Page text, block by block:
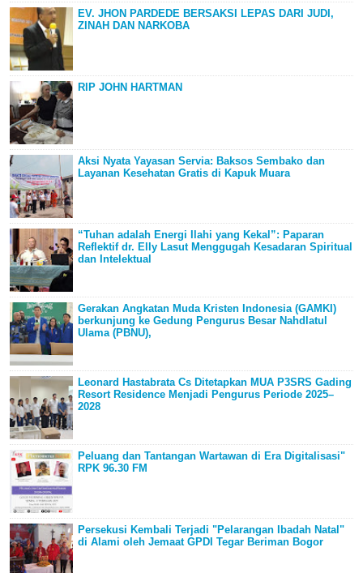
EV. JHON PARDEDE BERSAKSI LEPAS DARI JUDI,
ZINAH DAN NARKOBA
RIP JOHN HARTMAN
Aksi Nyata Yayasan Servia: Baksos Sembako dan
Layanan Kesehatan Gratis di Kapuk Muara
“Tuhan adalah Energi Ilahi yang Kekal”: Paparan
Reflektif dr. Elly Lasut Menggugah Kesadaran Spiritual
dan Intelektual
Gerakan Angkatan Muda Kristen Indonesia (GAMKI)
berkunjung ke Gedung Pengurus Besar Nahdlatul
Ulama (PBNU),
Leonard Hastabrata Cs Ditetapkan MUA P3SRS Gading
Resort Residence Menjadi Pengurus Periode 2025–
2028
Peluang dan Tantangan Wartawan di Era Digitalisasi"
RPK 96.30 FM
Persekusi Kembali Terjadi "Pelarangan Ibadah Natal"
di Alami oleh Jemaat GPDI Tegar Beriman Bogor